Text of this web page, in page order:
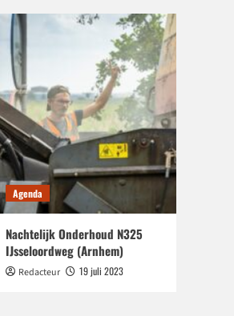
Agenda
Nachtelijk Onderhoud N325
IJsseloordweg (Arnhem)
Redacteur 19 juli 2023